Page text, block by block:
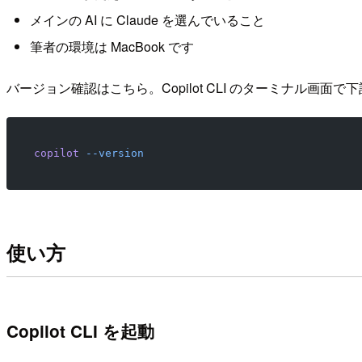
メインの AI に Claude を選んでいること
筆者の環境は MacBook です
バージョン確認はこちら。Copilot CLI のターミナル画面で下
copilot --version
使い方
Copilot CLI を起動